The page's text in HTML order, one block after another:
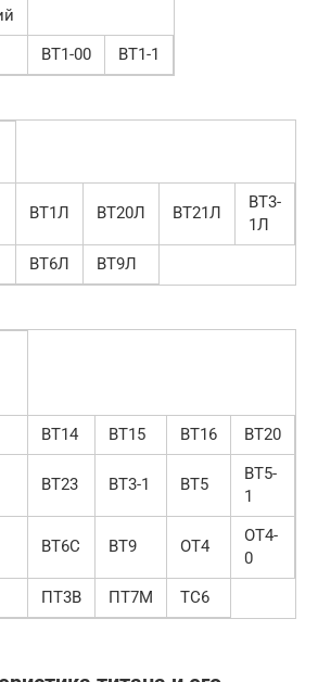
ВТ1-00 ВТ1-1
ВТ1Л ВТ20Л ВТ21Л
ВТ3-
1Л
ВТ6Л ВТ9Л
ВТ14 ВТ15 ВТ16 ВТ20
ВТ23 ВТ3-1 ВТ5
ВТ5-
1
ВТ6С ВТ9 ОТ4
ОТ4-
0
ПТ3В ПТ7М ТС6